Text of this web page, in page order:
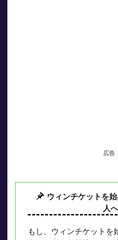
広告
ウィンチケットを
人へ
もし、ウィンチケットを